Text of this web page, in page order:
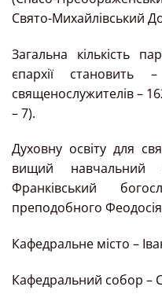
Свято-Михайлівський
Загальна кількість
єпархії становить
священослужителів –
– 7).
Духовну освіту для
вищий навчальний
Франківський
преподобного
Кафедральне місто –
Кафедральний собор –